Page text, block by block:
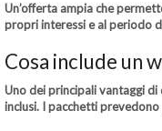
Un’offerta ampia che
propri interessi e al periodo
Cosa include un
Uno dei principali vantaggi di
inclusi. I pacchetti